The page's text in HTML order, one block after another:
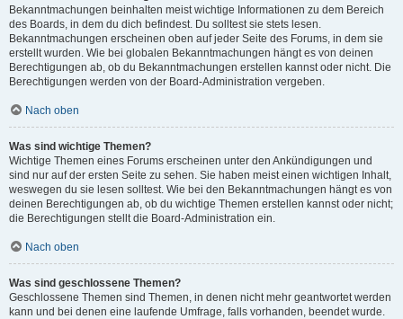
Bekanntmachungen beinhalten meist wichtige Informationen zu dem Bereich
des Boards, in dem du dich befindest. Du solltest sie stets lesen.
Bekanntmachungen erscheinen oben auf jeder Seite des Forums, in dem sie
erstellt wurden. Wie bei globalen Bekanntmachungen hängt es von deinen
Berechtigungen ab, ob du Bekanntmachungen erstellen kannst oder nicht. Die
Berechtigungen werden von der Board-Administration vergeben.
Nach oben
Was sind wichtige Themen?
Wichtige Themen eines Forums erscheinen unter den Ankündigungen und
sind nur auf der ersten Seite zu sehen. Sie haben meist einen wichtigen Inhalt,
weswegen du sie lesen solltest. Wie bei den Bekanntmachungen hängt es von
deinen Berechtigungen ab, ob du wichtige Themen erstellen kannst oder nicht;
die Berechtigungen stellt die Board-Administration ein.
Nach oben
Was sind geschlossene Themen?
Geschlossene Themen sind Themen, in denen nicht mehr geantwortet werden
kann und bei denen eine laufende Umfrage, falls vorhanden, beendet wurde.